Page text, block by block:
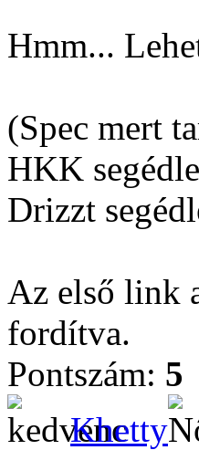
Hmm...
(Spec mert
HKK
Drizzt
Az első link
fordítva.
Pontszám: 5
Khetty